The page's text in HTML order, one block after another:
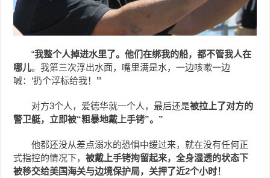
“我整个人掉进水里了。他们在绑我的船，都不管我人在
哪儿。我第三次浮出水面，嘴里满是水，一边咳嗽一边
喊：‘扔个浮标给我！’”
对方3个人，爱德华就一个人，最后还是被拉上了对方的
警卫艇，立即被“粗暴地戴上手铐”。”
他都还没从差点溺水的恐惧中缓过来，就在没有任何正
式指控的情况下，被戴上手铐拘留起来，全身湿透的状态下
被移交给美国海关与边境保护局，关押了近2个小时！